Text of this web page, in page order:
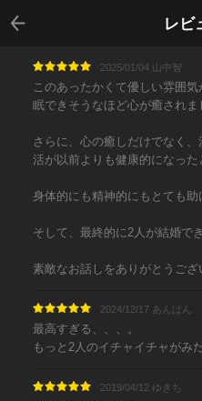
レビ
戻る
2025/01/04 山中智
このあったかくて優しい雰囲
眠できそうなほど心が癒されま
さらに、心の癒しだけでなく
活が以前よりも健康的になった
身体的にも精神的にもとても助
そして、最終的に2人が結婚で
素敵なお話しをありがとうござ
2024/12/17 あんぱん
最高すぎる、、、。
もっと2人のイチャイチャがみ
2019/04/12 ゆきち